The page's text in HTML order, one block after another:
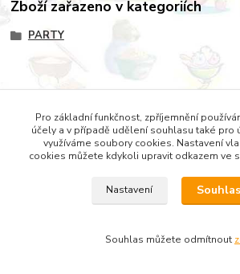
Zboží zařazeno v kategoriích
PARTY
Copyright © 2022 DOMESTICUS - VŠE
ZAHRADU
Pro základní funkčnost, zpříjemnění
účely a v případě udělení souhlasu také pro
využíváme soubory cookies. Nastavení
cookies můžete kdykoli upravit odkazem ve
Nastavení
Souhlas můžete odmítnout